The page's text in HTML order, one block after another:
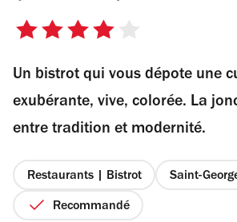
4
5
étoiles
Un bistrot qui vous dépote une
exubérante, vive, colorée. La
entre tradition et modernité.
Restaurants | Bistrot Saint-
Recommandé